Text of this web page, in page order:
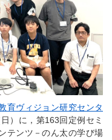
育ヴィジョン研究センタ
）に，第163回定例セミ
テンツ－のん太の学び場